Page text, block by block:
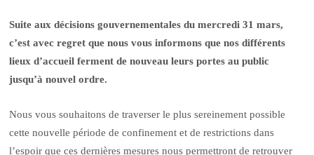
Suite aux décisions gouvernementales du mercredi 31 mars,
c’est avec regret que nous vous informons que nos différents
lieux d’accueil ferment de nouveau leurs portes au public
jusqu’à nouvel ordre.
Nous vous souhaitons de traverser le plus sereinement possible
cette nouvelle période de confinement et de restrictions dans
l’espoir que ces dernières mesures nous permettront de retrouver